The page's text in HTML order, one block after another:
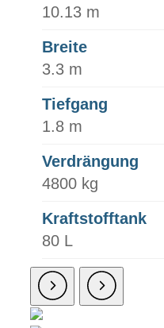
10.13 m
Breite
3.3 m
Tiefgang
1.8 m
Verdrängung
4800 kg
Kraftstofftank
80 L